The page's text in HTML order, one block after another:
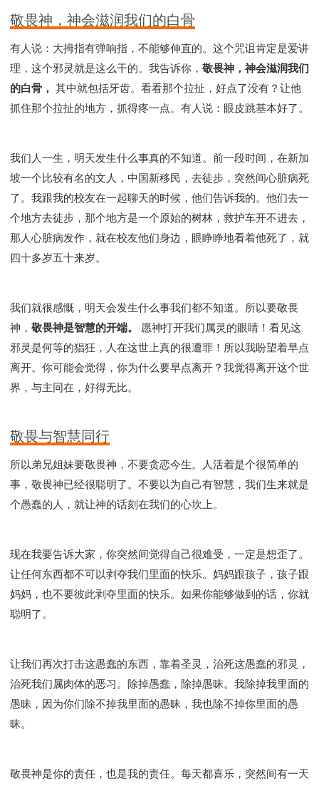
敬畏神，神会滋润我们的白骨
有人说：大拇指有弹响指，不能够伸直的。这个咒诅肯定是爱讲
理，这个邪灵就是这么干的。我告诉你， 敬畏神，神会滋润我们
的白骨， 其中就包括牙齿。看看那个拉扯，好点了没有？让他
抓住那个拉扯的地方，抓得疼一点。有人说：眼皮跳基本好了。
我们人一生，明天发生什么事真的不知道。前一段时间，在新加
坡一个比较有名的文人，中国新移民，去徒步，突然间心脏病死
了。我跟我的校友在一起聊天的时候，他们告诉我的。他们去一
个地方去徒步，那个地方是一个原始的树林，救护车开不进去，
那人心脏病发作，就在校友他们身边，眼睁睁地看着他死了，就
四十多岁五十来岁。
我们就很感慨，明天会发生什么事我们都不知道。所以要敬畏
神， 敬畏神是智慧的开端。
愿神打开我们属灵的眼睛！看见这
邪灵是何等的猖狂，人在这世上真的很遭罪！所以我盼望着早点
离开。你可能会觉得，你为什么要早点离开？我觉得离开这个世
界，与主同在，好得无比。
敬畏与智慧同行
所以弟兄姐妹要敬畏神，不要贪恋今生。人活着是个很简单的
事，敬畏神已经很聪明了。不要以为自己有智慧，我们生来就是
个愚蠢的人，就让神的话刻在我们的心坎上。
现在我要告诉大家，你突然间觉得自己很难受，一定是想歪了。
让任何东西都不可以剥夺我们里面的快乐。妈妈跟孩子，孩子跟
妈妈，也不要彼此剥夺里面的快乐。如果你能够做到的话，你就
聪明了。
让我们再次打击这愚蠢的东西，靠着圣灵，治死这愚蠢的邪灵，
治死我们属肉体的恶习。除掉愚蠢，除掉愚昧。我除掉我里面的
愚昧，因为你们除不掉我里面的愚昧，我也除不掉你里面的愚
昧。
敬畏神是你的责任，也是我的责任。每天都喜乐，突然间有一天